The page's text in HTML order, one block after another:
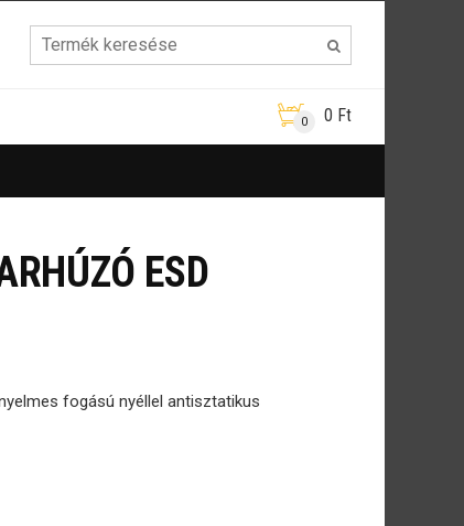
0 0 Ft
ESD
fogású nyéllel antisztatikus